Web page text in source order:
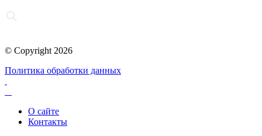
© Copyright 2026
Политика обработки данных
О сайте
Контакты